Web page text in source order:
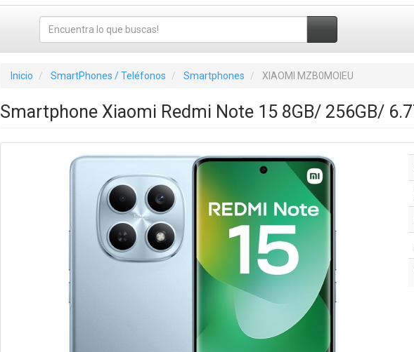
Inicio SmartPhones / Teléfonos Smartphones XIAOMI MZB0MOIEU
Smartphone Xiaomi Redmi Note 15 8GB/ 256GB/